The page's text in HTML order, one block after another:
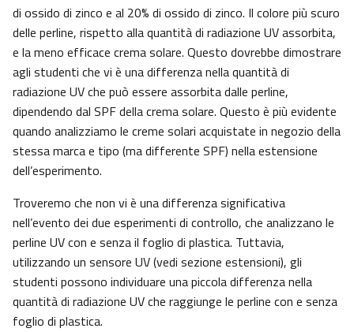
di ossido di zinco e al 20% di ossido di zinco. Il colore più scuro
delle perline, rispetto alla quantità di radiazione UV assorbita,
e la meno efficace crema solare. Questo dovrebbe dimostrare
agli studenti che vi è una differenza nella quantità di
radiazione UV che può essere assorbita dalle perline,
dipendendo dal SPF della crema solare. Questo è più evidente
quando analizziamo le creme solari acquistate in negozio della
stessa marca e tipo (ma differente SPF) nella estensione
dell’esperimento.
Troveremo che non vi è una differenza significativa
nell’evento dei due esperimenti di controllo, che analizzano le
perline UV con e senza il foglio di plastica. Tuttavia,
utilizzando un sensore UV (vedi sezione estensioni), gli
studenti possono individuare una piccola differenza nella
quantità di radiazione UV che raggiunge le perline con e senza
foglio di plastica.